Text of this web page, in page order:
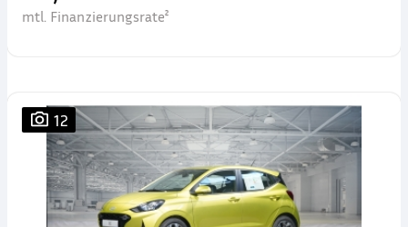
mtl. Finanzierungsrate²
12